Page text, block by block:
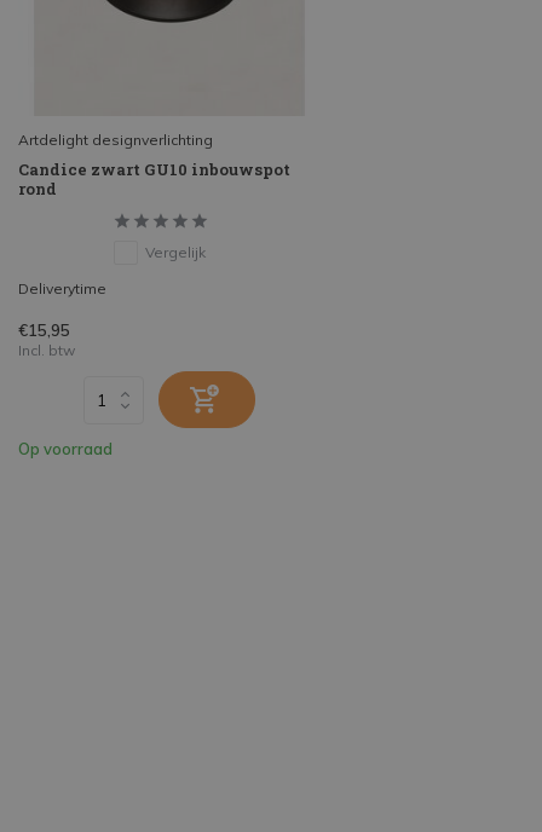
Artdelight designverlichting
Candice zwart GU10 inbouwspot
rond
Vergelijk
Deliverytime
€15,95
Incl. btw
Op voorraad